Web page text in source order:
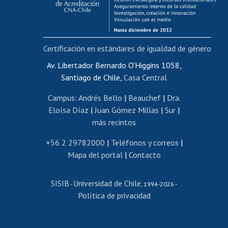
Funcionarias/os
Cursos internos de capacitación
Bienestar del personal
Portal de movilidad interna
Certificado de renta
Certificado de renta honorarios
Editar páginas blancas
Extranjeras/os
Revalidación y reconocimiento de títulos
Postulación al Programa de Movilidad Estudiantil
Cursos de español
Av. Libertador Bernardo O'Higgins 1058,
Santiago de Chile, Casa Central
Campus: Andrés Bello | Beauchef| Dra.
Eloísa Díaz |Juan Gómez Millas | Sur |
más recintos
+56 2 29782000 | Teléfonos y correos |
Mapa del portal| Contacto
SISIB - Universidad de Chile, 1994-2026 -
Política de privacidad
Certificación en estándares de igualdad de género